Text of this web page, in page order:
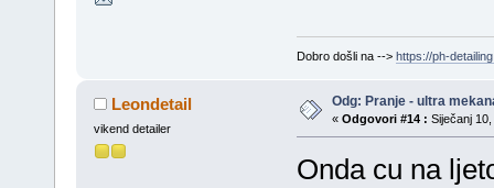
Dobro došli na --> https://ph-
Leondetail
vikend detailer
Odg: Pranje - ultra
« Odgovori #14 : Siječanj
Onda cu na